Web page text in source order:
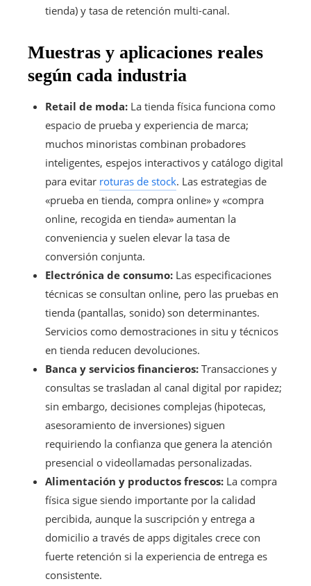
tienda) y tasa de retención multi-canal.
Muestras y aplicaciones reales
según cada industria
Retail de moda: La tienda física funciona como
espacio de prueba y experiencia de marca;
muchos minoristas combinan probadores
inteligentes, espejos interactivos y catálogo digital
para evitar roturas de stock. Las estrategias de
«prueba en tienda, compra online» y «compra
online, recogida en tienda» aumentan la
conveniencia y suelen elevar la tasa de
conversión conjunta.
Electrónica de consumo: Las especificaciones
técnicas se consultan online, pero las pruebas en
tienda (pantallas, sonido) son determinantes.
Servicios como demostraciones in situ y técnicos
en tienda reducen devoluciones.
Banca y servicios financieros: Transacciones y
consultas se trasladan al canal digital por rapidez;
sin embargo, decisiones complejas (hipotecas,
asesoramiento de inversiones) siguen
requiriendo la confianza que genera la atención
presencial o videollamadas personalizadas.
Alimentación y productos frescos: La compra
física sigue siendo importante por la calidad
percibida, aunque la suscripción y entrega a
domicilio a través de apps digitales crece con
fuerte retención si la experiencia de entrega es
consistente.